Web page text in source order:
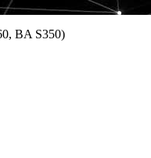
BA S350)